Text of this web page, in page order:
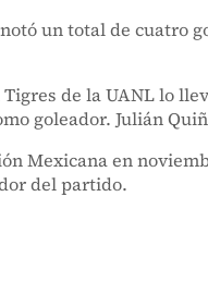
un total de cuatro
de la UANL lo
goleador. Julián
Mexicana en
del partido.